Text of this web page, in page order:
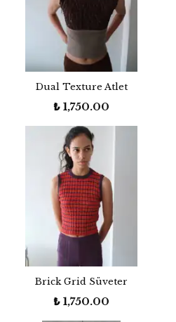
Dual Texture Atlet
₺ 1,750.00
Brick Grid Süveter
₺ 1,750.00